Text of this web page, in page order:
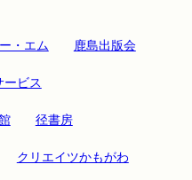
・エム 鹿島出版会
ービス
径書房
クリエイツかもがわ